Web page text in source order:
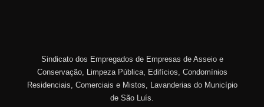
Sindicato dos Empregados de Empresas de Asseio e
Conservação, Limpeza Pública, Edifícios, Condomínios
Residenciais, Comerciais e Mistos, Lavanderias do Município
de São Luís.